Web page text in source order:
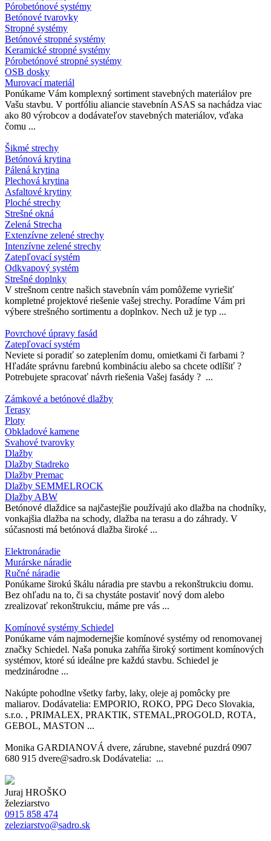
Pórobetónové systémy
Betónové tvarovky
Stropné systémy
Betónové stropné systémy
Keramické stropné systémy
Pórobetónové stropné systémy
OSB dosky
Murovací materiál
Ponúkame Vám komplexný sortiment stavebných materiálov pre
Vašu stavbu. V portfóliu aliancie stavebnín ASAS sa nachádza viac
ako 80 výrobcov a dodávateľov stavebných materiálov, vďaka
čomu ...
Šikmé strechy
Betónová krytina
Pálená krytina
Plechová krytina
Asfaltové krytiny
Ploché strechy
Strešné okná
Zelená Strecha
Extenzívne zelené strechy
Intenzívne zelené strechy
Zatepľovací systém
Odkvapový systém
Strešné doplnky
V strešnom centre našich stavebnín vám pomôžeme vyriešiť
kompletné projektové riešenie vašej strechy. Poradíme Vám pri
výbere strešného sortimentu a doplnkov. Nech už je typ ...
Povrchové úpravy fasád
Zatepľovací systém
Neviete si poradiť so zateplením domu, omietkami či farbami ?
Hľadáte správnu farebnú kombináciu alebo sa chcete odlíšiť ?
Potrebujete spracovať návrh riešenia Vašej fasády ? ...
Zámkové a betónové dlažby
Terasy
Ploty
Obkladové kamene
Svahové tvarovky
Dlažby
Dlažby Stadreko
Dlažby Premac
Dlažby SEMMELROCK
Dlažby ABW
Betónové dlaždice sa najčastejšie používajú ako dlažba na chodníky,
vonkajšia dlažba na schody, dlažba na terasu a do záhrady. V
súčasnosti má betónová dlažba široké ...
Elektronáradie
Murárske náradie
Ručné náradie
Ponúkame širokú škálu náradia pre stavbu a rekonštrukciu domu.
Bez ohľadu na to, či sa chystáte postaviť nový dom alebo
zrealizovať rekonštrukciu, máme pre vás ...
Komínové systémy Schiedel
Ponúkame vám najmodernejšie komínové systémy od renomovanej
značky Schiedel. Naša ponuka zahŕňa široký sortiment komínových
systémov, ktoré sú ideálne pre každú stavbu. Schiedel je
medzinárodne ...
Nakúpte pohodlne všetky farby, laky, oleje aj pomôcky pre
maliarov. Dodávatelia: EMPORIO, ROKO, PPG Deco Slovakia,
s.r.o. , PRIMALEX, PRAKTIK, STEMAL,PROGOLD, ROTA,
GEBOL, MASTON ...
Monika GARDIANOVÁ dvere, zárubne, stavebné puzdrá 0907
680 915 dvere@sadro.sk Dodávatelia: ...
Juraj HROŠKO
železiarstvo
0915 858 474
zeleziarstvo@sadro.sk